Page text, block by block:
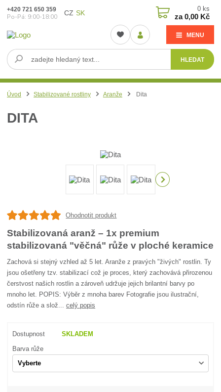
CZ SK
MENU
HLEDAT
+420 721 650 359
Po-Pá: 9:00-18:00
0 ks
za0,00 Kč
Úvod Stabilizované rostliny Aranže Dita
DITA
Ohodnotit produkt
Stabilizovaná aranž – 1x premium
stabilizovaná "věčná" růže v ploché keramice
Zachová si stejný vzhled až 5 let. Aranže z pravých "živých" rostlin. Ty
jsou ošetřeny tzv. stabilizací což je proces, který zachovává přirozenou
čerstvost našich rostlin a zároveň udržuje jejich brilantní barvy po
mnoho let. POPIS: Výběr z mnoha barev Fotografie jsou ilustrační,
odstín růže a slož...celý popis
Dostupnost SKLADEM
Barva růže